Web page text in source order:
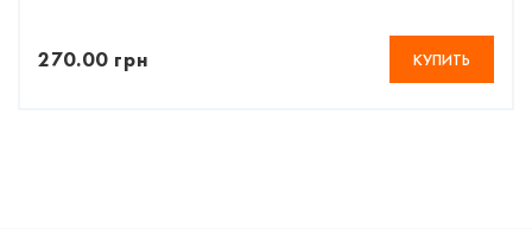
270.00 грн КУПИТЬ